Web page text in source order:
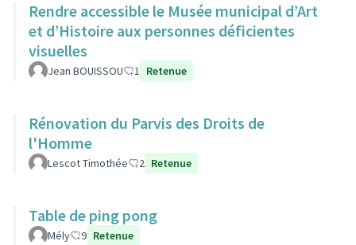
Rendre accessible le Musée municipal d’Art
et d’Histoire aux personnes déficientes
visuelles
Jean BOUISSOU 1 Retenue
Rénovation du Parvis des Droits de
l'Homme
Lescot Timothée 2 Retenue
Table de ping pong
Mély 9 Retenue